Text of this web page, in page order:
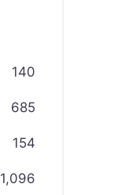
140
685
154
1,096